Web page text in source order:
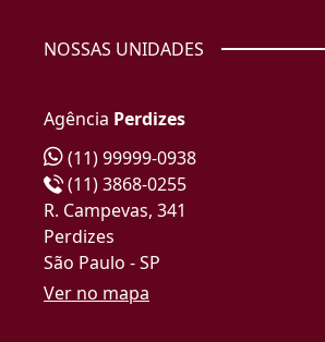
NOSSAS UNIDADES
Agência Perdizes
(11) 99999-0938
(11) 3868-0255
R. Campevas, 341
Perdizes
São Paulo - SP
Ver no mapa